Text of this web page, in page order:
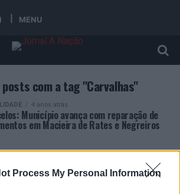
Process My Personal Information
MENU
posts com a tag "Carvalhas"
4 anos atrás
Município avança com reparação de
em Macieira de Rates e Negreiros